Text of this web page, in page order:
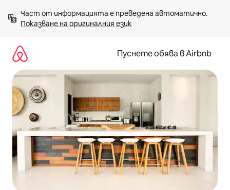
към
съдържанието
Показване на оригиналния език
Пуснете обява в Airbnb